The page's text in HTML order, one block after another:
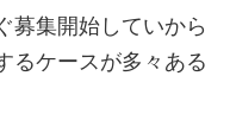
募集開始していから
るケースが多々ある